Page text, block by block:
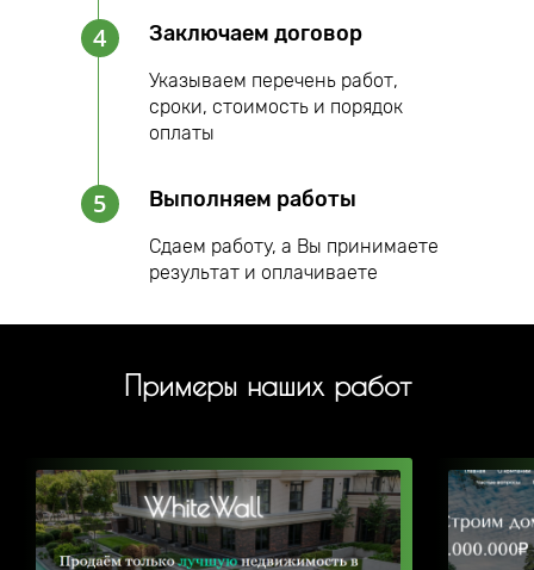
4 Заключаем договор
Указываем перечень работ,
сроки, стоимость и порядок
оплаты
5 Выполняем работы
Сдаем работу, а Вы принимаете
результат и оплачиваете
Примеры наших работ